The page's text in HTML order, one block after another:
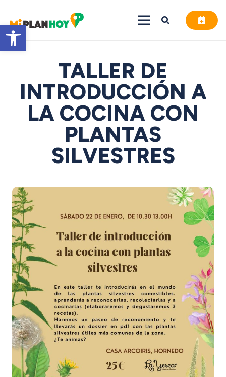
Abrir barra de herramientas
TALLER DE
INTRODUCCIÓN A
LA COCINA CON
PLANTAS
SILVESTRES